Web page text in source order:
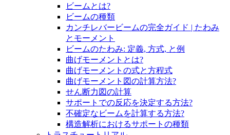
ビームとは?
ビームの種類
カンチレバービームの完全ガイド | たわみ
とモーメント
ビームのたわみ: 定義, 方式, と例
曲げモーメントとは?
曲げモーメントの式と方程式
曲げモーメント図の計算方法?
せん断力図の計算
サポートでの反応を決定する方法?
不確定なビームを計算する方法?
構造解析におけるサポートの種類